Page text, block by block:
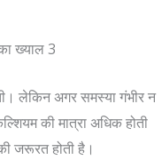
लेकिन अगर समस्या गंभीर न
की मात्रा अधिक होती
जरूरत होती है।